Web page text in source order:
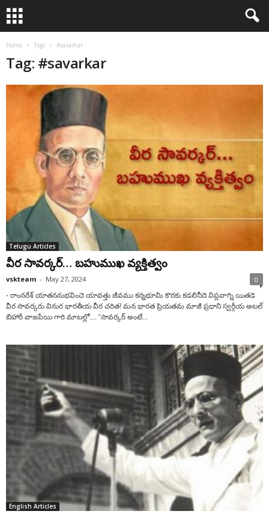
Home Tags #savarkar
Tag: #savarkar
Telugu Articles
వీర సావర్కర్… బహుముఖ వ్యక్తిత్వం
vskteam - May 27, 2024 0
- రాంనరేశ్ యాతననుభవించె యావత్తు జీవము కన్నభూమి కొరకు కడలినీదె విప్లవాగ్ని యితడె
వీర సావర్కరు వినుర భారతీయ వీర చరిత! మన భారత ప్రియతమ మాజీ ప్రధాని స్వర్గీయ అటల్
బిహారీ వాజపేయి గారి మాటల్లో.... “సావర్కర్ అంటే...
English Articles